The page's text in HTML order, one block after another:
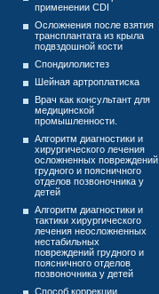
применении CDI
Осложнения после взятия
трансплантата из крыла
подвздошной кости
Спондилолистез
Шейная артроплатиска
Врач как консультант для
медицинской
промышленности.
Алгоритм диагностики и
хирургического лечения
осложненных повреждений
грудного и поясничного
отделов позвоночника у
детей
Алгоритм диагностики и
тактики хирургического
лечения неосложненных
нестабильных
повреждений грудного и
поясничного отделов
позвоночника у детей
Способ коррекции